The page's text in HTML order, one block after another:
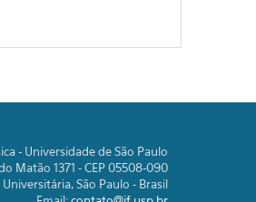
- Universidade de São Paulo
Matão 1371 - CEP 05508-090
São Paulo - Brasil